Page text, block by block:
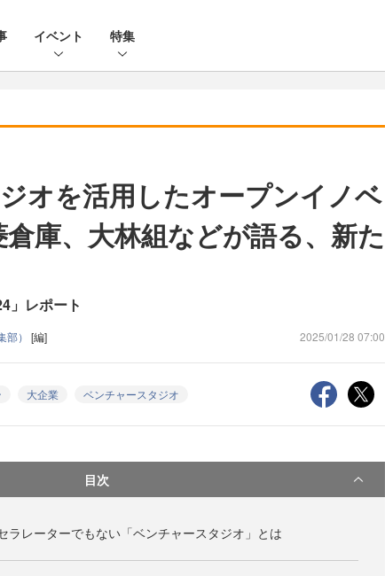
イベント 特集
オを活用したオープンイノベ
庫、大林組などが語る、新た
」レポート
部） [編] 2025/01/28 07:00
大企業 ベンチャースタジオ
目次
ラレーターでもない「ベンチャースタジオ」とは